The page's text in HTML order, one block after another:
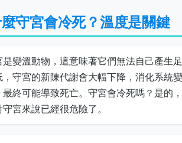
守宮會冷死？溫度是關鍵
是變溫動物，這意味著它們無法自己產生
，守宮的新陳代謝會大幅下降，消化系統
最終可能導致死亡。守宮會冷死嗎？是的
宮來說已經很危險了。